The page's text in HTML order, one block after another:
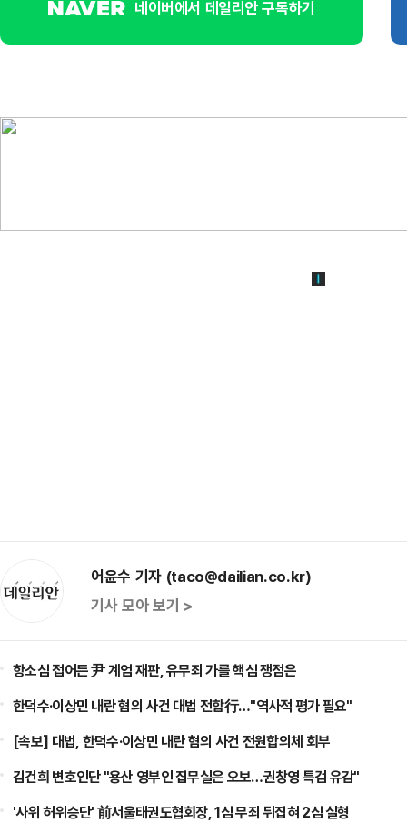
네이버에서 데일리안 구독하기
어윤수 기자 (taco@dailian.co.kr)
기사 모아 보기 >
항소심 접어든 尹 계엄 재판, 유무죄 가를 핵심 쟁점은
한덕수·이상민 내란 혐의 사건 대법 전합行…"역사적 평가 필요"
[속보] 대법, 한덕수·이상민 내란 혐의 사건 전원합의체 회부
김건희 변호인단 "용산 영부인 집무실은 오보…권창영 특검 유감"
'사위 허위승단' 前서울태권도협회장, 1심 무죄 뒤집혀 2심 실형